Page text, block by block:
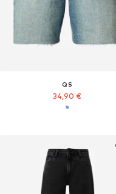
QS
34,90 €